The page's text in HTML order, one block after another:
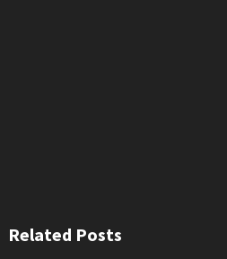
Related Posts